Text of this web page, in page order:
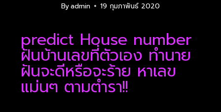
Byadmin 19 กุมภาพันธ์ 2020
predict House number
ฝันบ้านเลขที่ตัวเอง ทำนาย
ฝันจะดีหรือจะร้าย หาเลข
แม่นๆ ตามตำรา!!